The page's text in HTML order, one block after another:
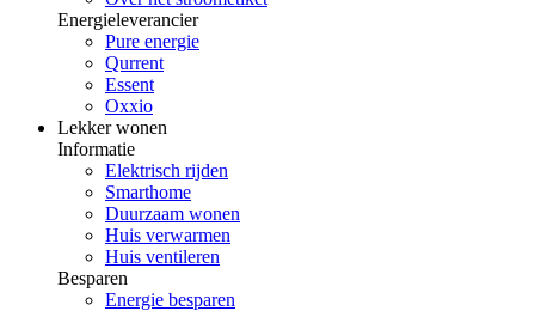
Energieleverancier
Pure energie
Qurrent
Essent
Oxxio
Lekker wonen
Informatie
Elektrisch rijden
Smarthome
Duurzaam wonen
Huis verwarmen
Huis ventileren
Besparen
Energie besparen